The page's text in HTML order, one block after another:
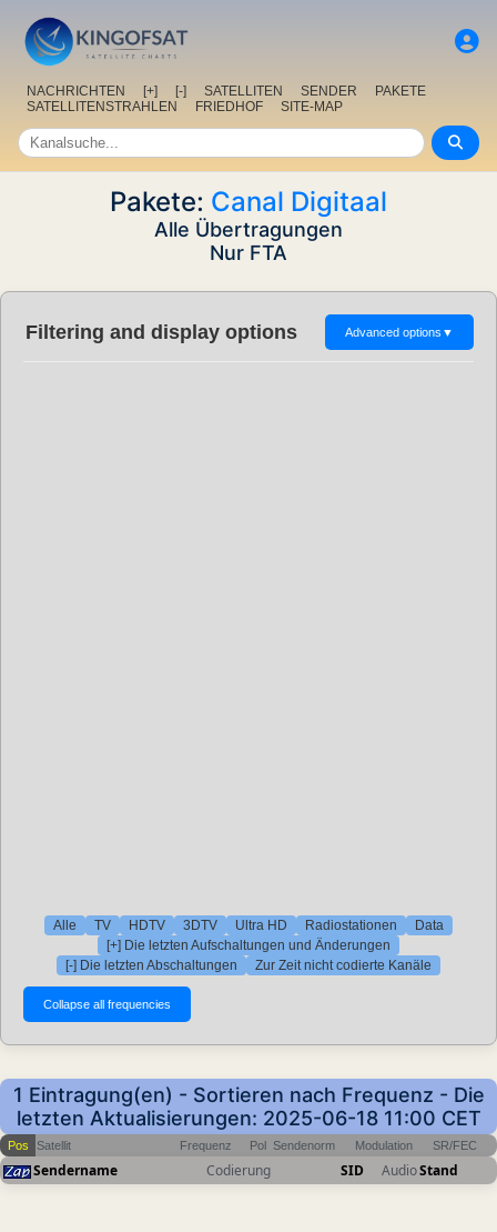
NACHRICHTEN [+] [-] SATELLITEN SENDER
PAKETE
SATELLITENSTRAHLEN
FRIEDHOF SITE-MAP
Pakete: Canal Digitaal
Alle Übertragungen
Nur FTA
Filtering and display options Advanced options ▼
Alle TV HDTV 3DTV Ultra HD Radiostationen
Data
[+] Die letzten Aufschaltungen und Änderungen
[-] Die letzten Abschaltungen
Zur Zeit nicht codierte Kanäle
1 Eintragung(en) - Sortieren nach Frequenz - Die
letzten Aktualisierungen: 2025-06-18 11:00 CET
Pos Satellit Frequenz Pol Sendenorm Modulation SR/FEC
Sendername Codierung SID AudioStand